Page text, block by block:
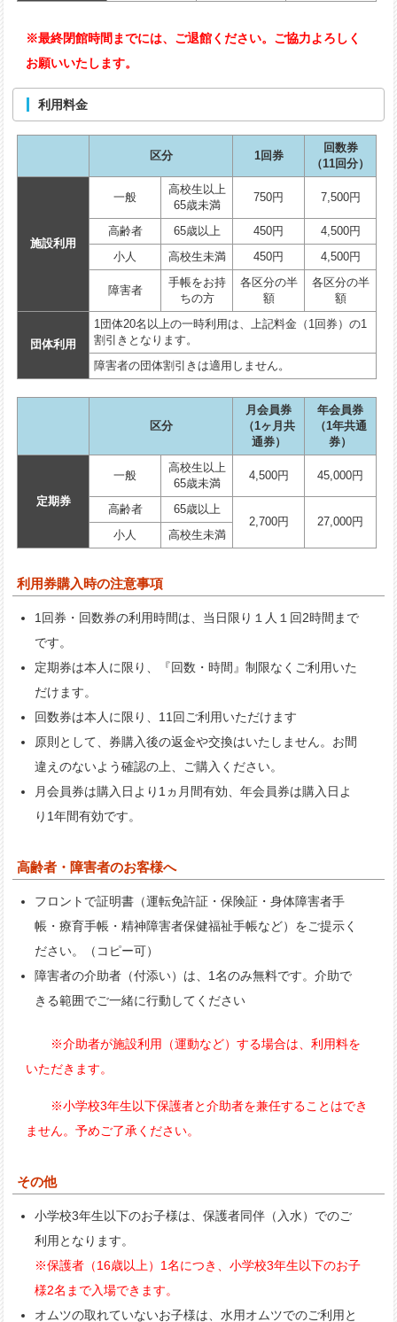
※最終閉館時間までには、ご退館ください。ご協力よろしく
お願いいたします。
利用料金
区分 1回券
回数券
（11回分）
施設利用
一般
高校生以上
65歳未満
750円 7,500円
高齢者 65歳以上 450円
4,500円
小人
高校生未満 450円 4,500円
障害者
手帳をお持
ちの方
各区分の半
額
各区分の半
額
団体利用
1団体20名以上の一時利用は、上記料金（1回券）の1
割引きとなります。
障害者の団体割引きは適用しません。
区分
月会員券
（1ヶ月共
通券）
年会員券
（1年共通
券）
定期券
一般
高校生以上
65歳未満
4,500円 45,000円
高齢者
65歳以上
2,700円
27,000円
小人
高校生未満
利用券購入時の注意事項
1回券・回数券の利用時間は、当日限り１人１回2時間まで
です。
定期券は本人に限り、『回数・時間』制限なくご利用いた
だけます。
回数券は本人に限り、11回ご利用いただけます
原則として、券購入後の返金や交換はいたしません。お間
違えのないよう確認の上、ご購入ください。
月会員券は購入日より1ヵ月間有効、年会員券は購入日よ
り1年間有効です。
高齢者・障害者のお客様へ
フロントで証明書（運転免許証・保険証・身体障害者手
帳・療育手帳・精神障害者保健福祉手帳など）をご提示く
ださい。（コピー可）
障害者の介助者（付添い）は、1名のみ無料です。介助で
きる範囲でご一緒に行動してください
※介助者が施設利用（運動など）する場合は、利用料を
いただきます。
※小学校3年生以下保護者と介助者を兼任することはでき
ません。予めご了承ください。
その他
小学校3年生以下のお子様は、保護者同伴（入水）でのご
利用となります。
※保護者（16歳以上）1名につき、小学校3年生以下のお子
様2名まで入場できます。
オムツの取れていないお子様は、水用オムツでのご利用と